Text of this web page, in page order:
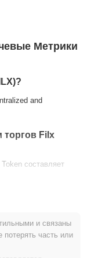
Метрики
and
торгов Filx
составляет
Filx
и связаны
часть или